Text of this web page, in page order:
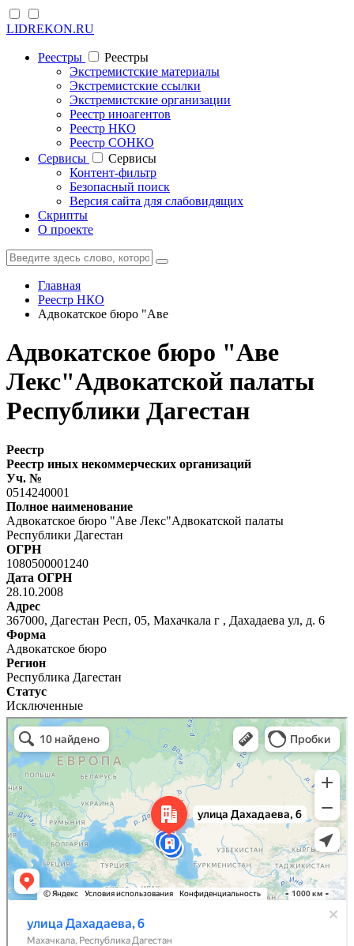
LIDREKON.RU
Реестры
Реестры
Экстремистские материалы
Экстремистские ссылки
Экстремистские организации
Реестр иноагентов
Реестр НКО
Реестр СОНКО
Cервисы
Cервисы
Контент-фильтр
Безопасный поиск
Версия сайта для слабовидящих
Скрипты
О проекте
Главная
Реестр НКО
Адвокатское бюро "Аве
Адвокатское бюро "Аве
Лекс"Адвокатской палаты
Республики Дагестан
Реестр
Реестр иных некоммерческих организаций
Уч. №
0514240001
Полное наименование
Адвокатское бюро "Аве Лекс"Адвокатской палаты
Республики Дагестан
ОГРН
1080500001240
Дата ОГРН
28.10.2008
Адрес
367000, Дагестан Респ, 05, Махачкала г , Дахадаева ул, д. 6
Форма
Адвокатское бюро
Регион
Республика Дагестан
Статус
Исключенные